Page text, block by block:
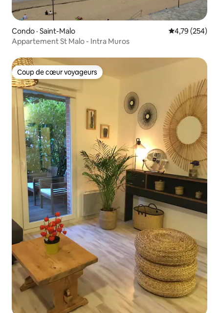
Condo · Saint-Malo Note
4,79 (254)
Appartement St Malo - Intra Muros
Coup de cœur voyageurs
Coup de cœur voyageurs